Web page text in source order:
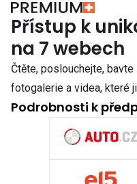
Přístup k
na 7 webech
Čtěte, poslouchejte,
fotogalerie a videa, které
Podrobnosti k